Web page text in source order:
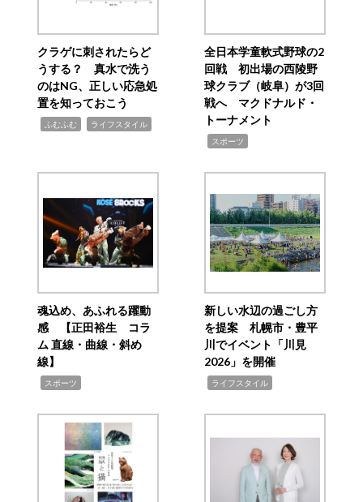
クラゲに刺されたらど
うする？ 真水で洗う
のはNG、正しい応急処
置を知っておこう
ふむふむ ライフスタイル
全日本学童軟式野球の2
回戦 初出場の西陵野
球クラブ（岐阜）が3回
戦へ マクドナルド・
トーナメント
スポーツ
魂込め、あふれる躍動
感 【正田裕生 コラ
ム 直線・曲線・斜め
線】
スポーツ
新しい水辺の過ごし方
を提案 札幌市・豊平
川でイベント「川見
2026」を開催
ライフスタイル